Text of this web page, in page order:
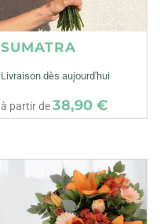
SUMATRA
Livraison dès aujourd'hui
à partir de38,90 €